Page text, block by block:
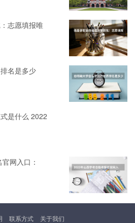
志愿填报唯
名是多少
是什么 2022
网入口：
联系方式 关于我们